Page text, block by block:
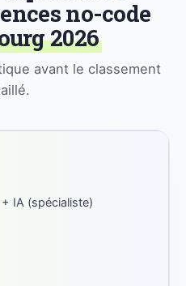
no-code
2026
avant le classement
IA (spécialiste)